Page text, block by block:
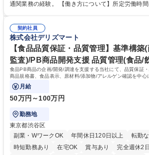
の確認・作成 ■配送手配 ■通関業者を通して行う輸
ルプロデュースしているため、商品に関わる全ての
す。 募集職種 東京都中央区【営業事務・貿易事務】食品商社/残業少なめ/
リモート等相談可
通関業務の経験。 【働き方について】所定労働時間は7時間と短めで、残
の強み】1991年の設立以来、外食産業を中心とした
ズに沿った冷凍水産物等の生産・輸入・販売を一貫
自社工場と海外拠点の強固な連携によるワンストッ
みです。 学歴・資格 学歴：大学院 大学 語学力：
契約社員
株式会社デリズマート
【食品品質保証・品質管理】基準構築
監査)/PB商品開発支援 品質管理(食品/
食品PB商品の企画/開発/調達を支援する当社にて、品質保証・
商品規格書、食品表示、原材料/添加物/アレルゲン確認を中心
品質基準整備から発売後対応まで担います。
月給
50万円～100万円
勤務地
東京都渋谷区
副業・WワークOK
年間休日120日以上 転勤
時短勤務あり
在宅OK 賞与あり 完全週休2